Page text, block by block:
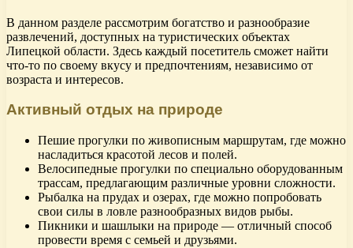
В данном разделе рассмотрим богатство и разнообразие
развлечений, доступных на туристических объектах
Липецкой области. Здесь каждый посетитель сможет найти
что-то по своему вкусу и предпочтениям, независимо от
возраста и интересов.
Активный отдых на природе
Пешие прогулки по живописным маршрутам, где можно
насладиться красотой лесов и полей.
Велосипедные прогулки по специально оборудованным
трассам, предлагающим различные уровни сложности.
Рыбалка на прудах и озерах, где можно попробовать
свои силы в ловле разнообразных видов рыбы.
Пикники и шашлыки на природе — отличный способ
провести время с семьей и друзьями.